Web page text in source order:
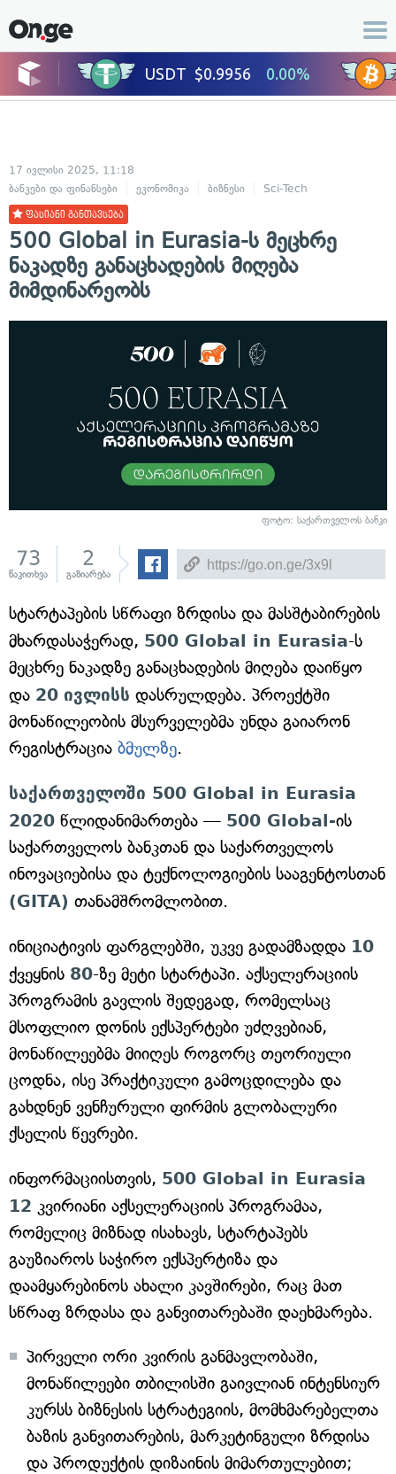
17 ივლისი 2025, 11:18
ბანკები და ფინანსები
ეკონომიკა ბიზნესი Sci-Tech
ფასიანი განთავსება
500 Global in Eurasia-ს მეცხრე
ნაკადზე განაცხადების მიღება
მიმდინარეობს
ფოტო: საქართველოს ბანკი
73
წაკითხვა
2
გაზიარება
სტარტაპების სწრაფი ზრდისა და მასშტაბირების
მხარდასაჭერად, 500 Global in Eurasia-ს
მეცხრე ნაკადზე განაცხადების მიღება დაიწყო
და 20 ივლისს დასრულდება. პროექტში
მონაწილეობის მსურველებმა უნდა გაიარონ
რეგისტრაცია ბმულზე.
საქართველოში 500 Global in Eurasia
2020 წლიდანიმართება — 500 Global-ის
საქართველოს ბანკთან და საქართველოს
ინოვაციებისა და ტექნოლოგიების სააგენტოსთან
(GITA) თანამშრომლობით.
ინიციატივის ფარგლებში, უკვე გადამზადდა 10
ქვეყნის 80-ზე მეტი სტარტაპი. აქსელერაციის
პროგრამის გავლის შედეგად, რომელსაც
მსოფლიო დონის ექსპერტები უძღვებიან,
მონაწილეებმა მიიღეს როგორც თეორიული
ცოდნა, ისე პრაქტიკული გამოცდილება და
გახდნენ ვენჩურული ფირმის გლობალური
ქსელის წევრები.
ინფორმაციისთვის, 500 Global in Eurasia
12 კვირიანი აქსელერაციის პროგრამაა,
რომელიც მიზნად ისახავს, სტარტაპებს
გაუზიაროს საჭირო ექსპერტიზა და
დაამყარებინოს ახალი კავშირები, რაც მათ
სწრაფ ზრდასა და განვითარებაში დაეხმარება.
პირველი ორი კვირის განმავლობაში,
მონაწილეები თბილისში გაივლიან ინტენსიურ
კურსს ბიზნესის სტრატეგიის, მომხმარებელთა
ბაზის განვითარების, მარკეტინგული ზრდისა
და პროდუქტის დიზაინის მიმართულებით;